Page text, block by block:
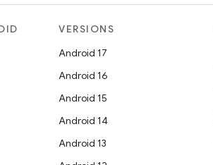
VERSIONS
Android 17
Android 16
Android 15
Android 14
Android 13